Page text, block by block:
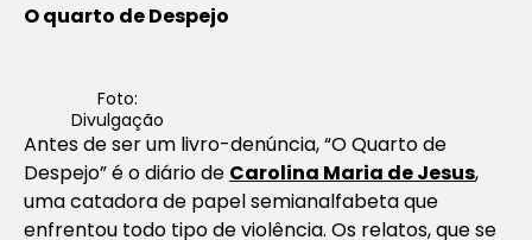
O quarto de Despejo
Foto:
Divulgação
Antes de ser um livro-denúncia, “O Quarto de
Despejo” é o diário de Carolina Maria de Jesus,
uma catadora de papel semianalfabeta que
enfrentou todo tipo de violência. Os relatos, que se